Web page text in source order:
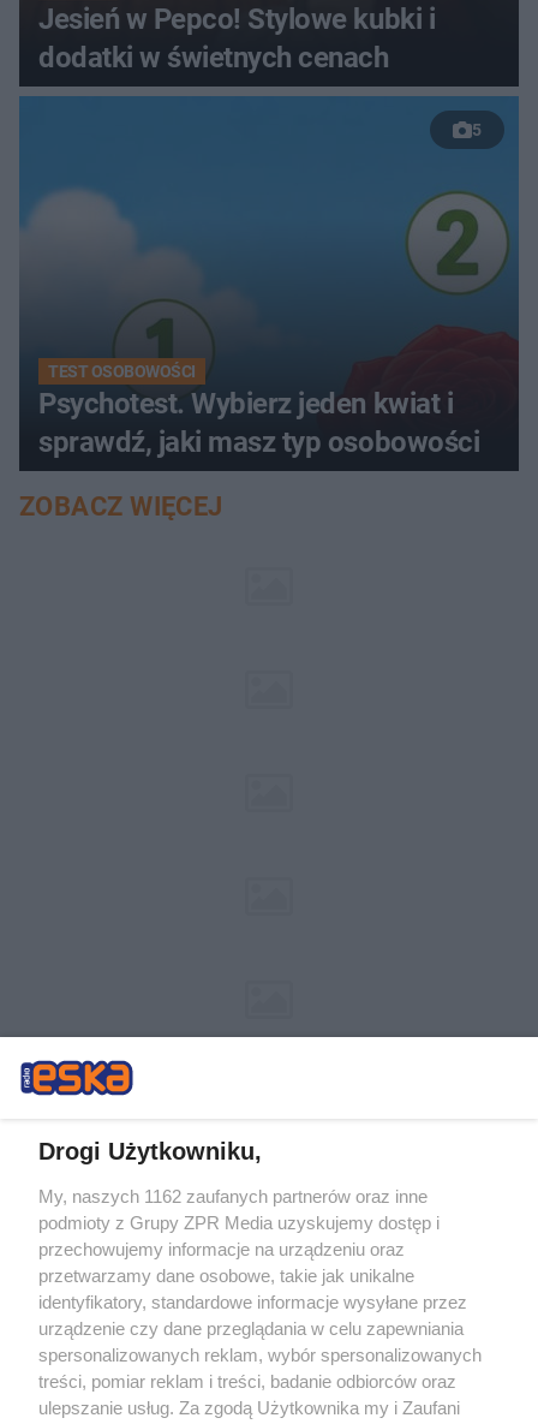
Jesień w Pepco! Stylowe kubki i
dodatki w świetnych cenach
5
TEST OSOBOWOŚCI
Psychotest. Wybierz jeden kwiat i
sprawdź, jaki masz typ osobowości
ZOBACZ WIĘCEJ
Żaden utwór zamieszczony w serwisie nie może być powielany i
rozpowszechniany lub dalej rozpowszechniany w jakikolwiek sposób (w
tym także elektroniczny lub mechaniczny) na jakimkolwiek polu
eksploatacji w jakiejkolwiek formie, włącznie z umieszczaniem w Internecie
bez pisemnej zgody właściciela praw. Jakiekolwiek użycie lub
wykorzystanie utworów w całości lub w części z naruszeniem prawa, tzn.
bez właściwej zgody, jest zabronione pod groźbą kary i może być ścigane
prawnie.
Drogi Użytkowniku,
My, naszych 1162 zaufanych partnerów oraz inne
podmioty z Grupy ZPR Media uzyskujemy dostęp i
przechowujemy informacje na urządzeniu oraz
przetwarzamy dane osobowe, takie jak unikalne
identyfikatory, standardowe informacje wysyłane przez
urządzenie czy dane przeglądania w celu zapewniania
spersonalizowanych reklam, wybór spersonalizowanych
treści, pomiar reklam i treści, badanie odbiorców oraz
ulepszanie usług. Za zgodą Użytkownika my i Zaufani